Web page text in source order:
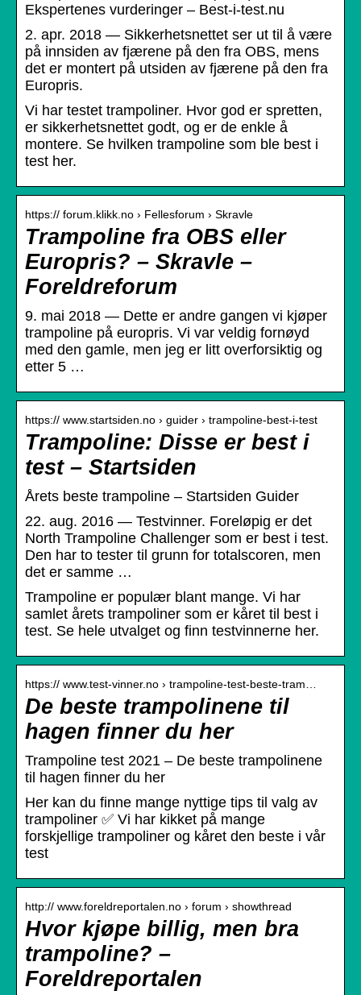
Ekspertenes vurderinger – Best-i-test.nu
2. apr. 2018 — Sikkerhetsnettet ser ut til å være
på innsiden av fjærene på den fra OBS, mens
det er montert på utsiden av fjærene på den fra
Europris.
Vi har testet trampoliner. Hvor god er spretten,
er sikkerhetsnettet godt, og er de enkle å
montere. Se hvilken trampoline som ble best i
test her.
https:// forum.klikk.no › Fellesforum › Skravle
Trampoline fra OBS eller
Europris? – Skravle –
Foreldreforum
9. mai 2018 — Dette er andre gangen vi kjøper
trampoline på europris. Vi var veldig fornøyd
med den gamle, men jeg er litt overforsiktig og
etter 5 …
https:// www.startsiden.no › guider › trampoline-best-i-test
Trampoline: Disse er best i
test – Startsiden
Årets beste trampoline – Startsiden Guider
22. aug. 2016 — Testvinner. Foreløpig er det
North Trampoline Challenger som er best i test.
Den har to tester til grunn for totalscoren, men
det er samme …
Trampoline er populær blant mange. Vi har
samlet årets trampoliner som er kåret til best i
test. Se hele utvalget og finn testvinnerne her.
https:// www.test-vinner.no › trampoline-test-beste-tram…
De beste trampolinene til
hagen finner du her
Trampoline test 2021 – De beste trampolinene
til hagen finner du her
Her kan du finne mange nyttige tips til valg av
trampoliner ✅ Vi har kikket på mange
forskjellige trampoliner og kåret den beste i vår
test
http:// www.foreldreportalen.no › forum › showthread
Hvor kjøpe billig, men bra
trampoline? –
Foreldreportalen